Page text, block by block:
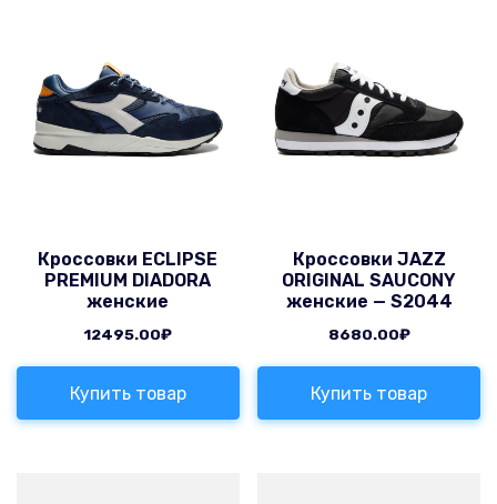
Кроссовки ECLIPSE
PREMIUM DIADORA
женские
12495.00₽
Купить товар
Кроссовки JAZZ
ORIGINAL SAUCONY
женские — S2044
8680.00₽
Купить товар